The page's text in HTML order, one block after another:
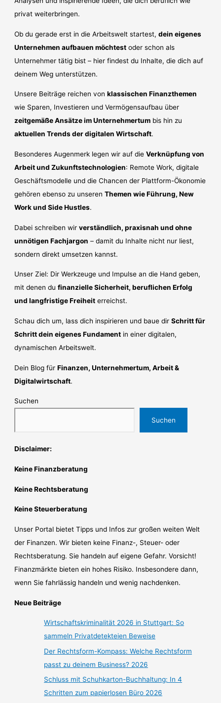
privat weiterbringen.
Ob du gerade erst in die Arbeitswelt startest,dein eigenes
Unternehmen aufbauen möchtest oder schon als
Unternehmer tätig bist – hier findest du Inhalte, die dich auf
deinem Weg unterstützen.
Unsere Beiträge reichen vonklassischen Finanzthemen
wie Sparen, Investieren und Vermögensaufbau über
zeitgemäße Ansätze im Unternehmertum bis hin zu
aktuellen Trends der digitalen Wirtschaft.
Besonderes Augenmerk legen wir auf dieVerknüpfung von
Arbeit und Zukunftstechnologien: Remote Work, digitale
Geschäftsmodelle und die Chancen der Plattform-Ökonomie
gehören ebenso zu unserenThemen wie Führung, New
Work und Side Hustles.
Dabei schreiben wirverständlich, praxisnah und ohne
unnötigen Fachjargon – damit du Inhalte nicht nur liest,
sondern direkt umsetzen kannst.
Unser Ziel: Dir Werkzeuge und Impulse an die Hand geben,
mit denen dufinanzielle Sicherheit, beruflichen Erfolg
und langfristige Freiheit erreichst.
Schau dich um, lass dich inspirieren und baue dirSchritt für
Schritt dein eigenes Fundament in einer digitalen,
dynamischen Arbeitswelt.
Dein Blog fürFinanzen, Unternehmertum, Arbeit &
Digitalwirtschaft.
Suchen
Suchen
Disclaimer:
Keine Finanzberatung
Keine Rechtsberatung
Keine Steuerberatung
Unser Portal bietet Tipps und Infos zur großen weiten Welt
der Finanzen. Wir bieten keine Finanz-, Steuer- oder
Rechtsberatung. Sie handeln auf eigene Gefahr. Vorsicht!
Finanzmärkte bieten ein hohes Risiko. Insbesondere dann,
wenn Sie fahrlässig handeln und wenig nachdenken.
Neue Beiträge
Wirtschaftskriminalität 2026 in Stuttgart: So
sammeln Privatdetekteien Beweise
Der Rechtsform-Kompass: Welche Rechtsform
passt zu deinem Business? 2026
Schluss mit Schuhkarton-Buchhaltung: In 4
Schritten zum papierlosen Büro 2026